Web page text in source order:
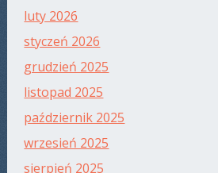
luty 2026
styczeń 2026
grudzień 2025
listopad 2025
październik 2025
wrzesień 2025
sierpień 2025